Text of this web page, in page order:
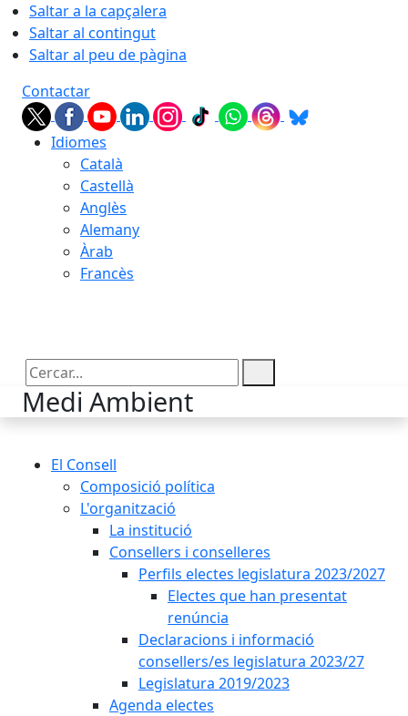
Saltar a la capçalera
Saltar al contingut
Saltar al peu de pàgina
Contactar
Idiomes
Català
Castellà
Anglès
Alemany
Àrab
Francès
Cercar:
Medi Ambient
El Consell
Composició política
L'organització
La institució
Consellers i conselleres
Perfils electes legislatura 2023/2027
Electes que han presentat
renúncia
Declaracions i informació
consellers/es legislatura 2023/27
Legislatura 2019/2023
Agenda electes